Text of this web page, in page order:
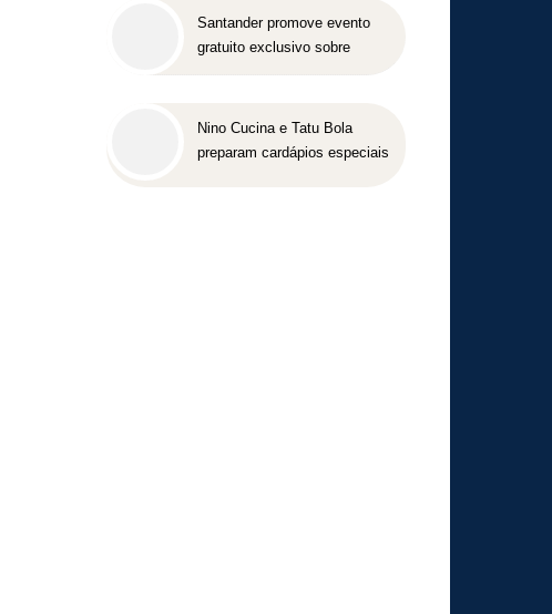
Santander promove evento
gratuito exclusivo sobre
Nino Cucina e Tatu Bola
preparam cardápios especiais